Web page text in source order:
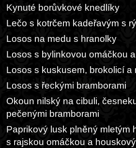
Kynuté borůvkové knedlíky
Lečo s kotrčem kadeřavým s
Losos na medu s hranolky
Losos s bylinkovou omáčkou
Losos s kuskusem, brokolicí a
Losos s řeckými bramborami
Okoun nilský na cibuli,
pečenými bramborami
Paprikový lusk plněný mletým
s rajskou omáčkou a